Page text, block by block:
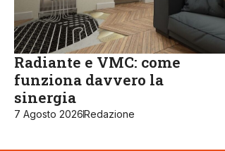
Radiante e VMC: come
funziona davvero la
sinergia
7 Agosto 2026Redazione